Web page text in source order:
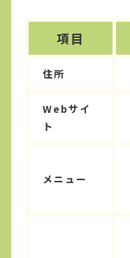
項目
住所
Webサイ
ト
メニュー